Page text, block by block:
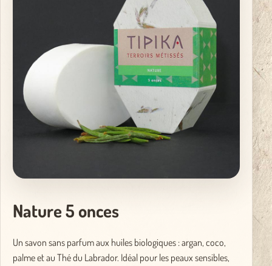
Nature 5 onces
Un savon sans parfum aux huiles biologiques : argan, coco,
palme et au Thé du Labrador. Idéal pour les peaux sensibles,